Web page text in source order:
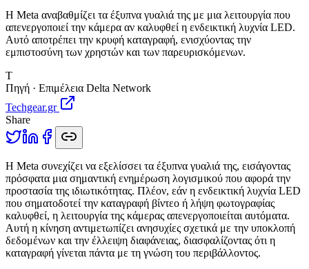
Η Meta αναβαθμίζει τα έξυπνα γυαλιά της με μια λειτουργία που
απενεργοποιεί την κάμερα αν καλυφθεί η ενδεικτική λυχνία LED.
Αυτό αποτρέπει την κρυφή καταγραφή, ενισχύοντας την
εμπιστοσύνη των χρηστών και των παρευρισκόμενων.
T
Πηγή · Επιμέλεια Delta Network
Techgear.gr
Share
Η Meta συνεχίζει να εξελίσσει τα έξυπνα γυαλιά της, εισάγοντας
πρόσφατα μια σημαντική ενημέρωση λογισμικού που αφορά την
προστασία της ιδιωτικότητας. Πλέον, εάν η ενδεικτική λυχνία LED
που σηματοδοτεί την καταγραφή βίντεο ή λήψη φωτογραφίας
καλυφθεί, η λειτουργία της κάμερας απενεργοποιείται αυτόματα.
Αυτή η κίνηση αντιμετωπίζει ανησυχίες σχετικά με την υποκλοπή
δεδομένων και την έλλειψη διαφάνειας, διασφαλίζοντας ότι η
καταγραφή γίνεται πάντα με τη γνώση του περιβάλλοντος.